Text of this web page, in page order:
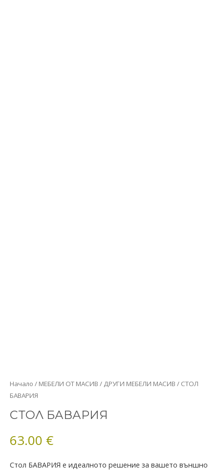
Начало / МЕБЕЛИ ОТ МАСИВ / ДРУГИ МЕБЕЛИ МАСИВ / СТОЛ
БАВАРИЯ
СТОЛ БАВАРИЯ
63.00 €
Стол БАВАРИЯ е идеалното решение за вашето външно
количество
за
БАВАРИЯ